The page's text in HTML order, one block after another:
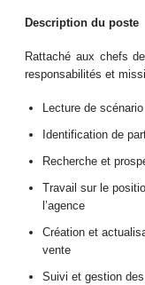
Description du poste
Rattaché aux chefs
responsabilités et
Lecture de scénario
Identification de
Recherche et
Travail sur le
l’agence
Création et
vente
Suivi et gestion